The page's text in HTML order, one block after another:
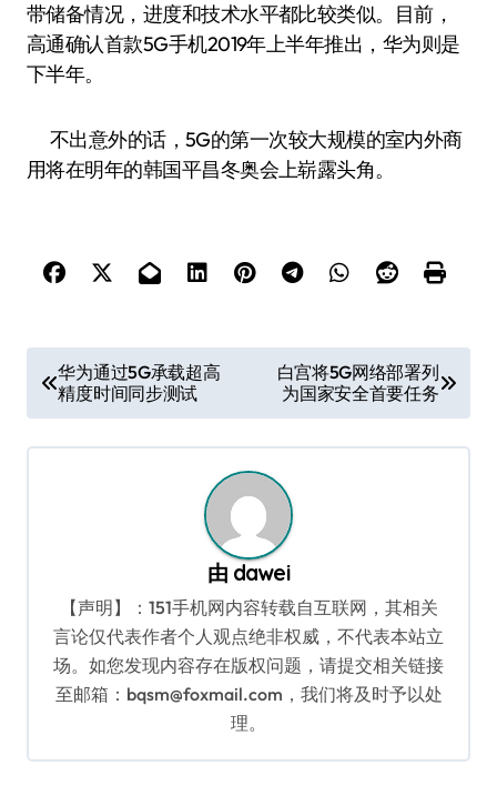
带储备情况，进度和技术水平都比较类似。目前，
高通确认首款5G手机2019年上半年推出，华为则是
下半年。
不出意外的话，5G的第一次较大规模的室内外商
用将在明年的韩国平昌冬奥会上崭露头角。
章
导
华为通过5G承载超高
精度时间同步测试
白宫将5G网络部署列
为国家安全首要任务
由 dawei
【声明】：151手机网内容转载自互联网，其相关
言论仅代表作者个人观点绝非权威，不代表本站立
场。如您发现内容存在版权问题，请提交相关链接
至邮箱：bqsm@foxmail.com，我们将及时予以处
理。